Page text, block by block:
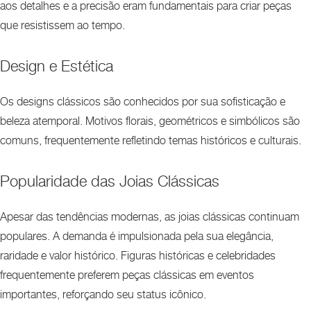
aos detalhes e a precisão eram fundamentais para criar peças
que resistissem ao tempo.
Design e Estética
Os designs clássicos são conhecidos por sua sofisticação e
beleza atemporal. Motivos florais, geométricos e simbólicos são
comuns, frequentemente refletindo temas históricos e culturais.
Popularidade das Joias Clássicas
Apesar das tendências modernas, as joias clássicas continuam
populares. A demanda é impulsionada pela sua elegância,
raridade e valor histórico. Figuras históricas e celebridades
frequentemente preferem peças clássicas em eventos
importantes, reforçando seu status icônico.